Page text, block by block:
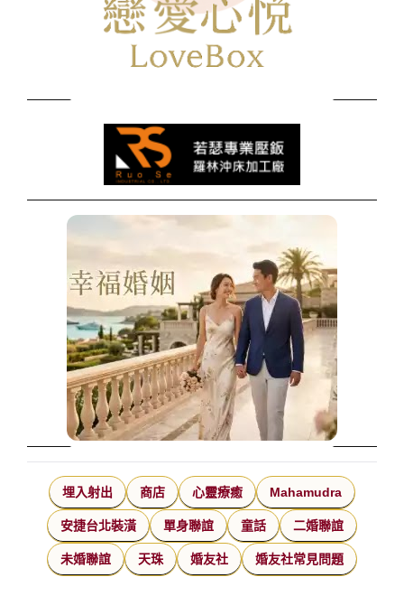
埋入射出 商店 心靈療癒 Mahamudra
安捷台北裝潢 單身聯誼 童話 二婚聯誼
未婚聯誼 天珠 婚友社 婚友社常見問題